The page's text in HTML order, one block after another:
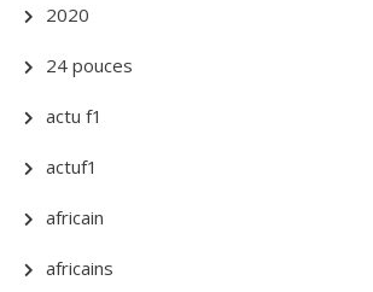
2020
24 pouces
actu f1
actuf1
africain
africains